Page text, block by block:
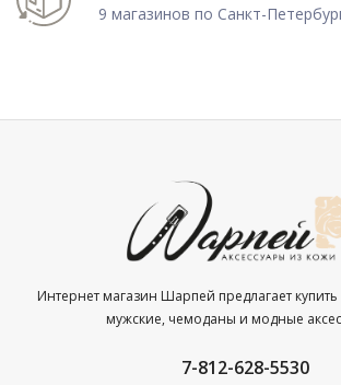
9 магазинов по Санкт-
Интернет магазин Шарпей предлагает
мужские, чемоданы и модные
7-812-628-5530